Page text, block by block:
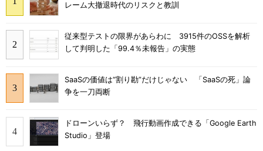
レーム大撤退時代のリスクと教訓
従来型テストの限界があらわに 3915件のOSSを解析
して判明した「99.4％未報告」の実態
SaaSの価値は“割り勘”だけじゃない 「SaaSの死」論
争を一刀両断
ドローンいらず？ 飛行動画作成できる「Google Earth
Studio」登場